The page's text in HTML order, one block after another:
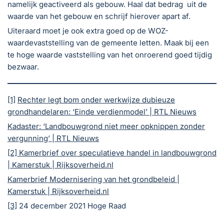
namelijk geactiveerd als gebouw. Haal dat bedrag uit de
waarde van het gebouw en schrijf hierover apart af.
Uiteraard moet je ook extra goed op de WOZ-
waardevaststelling van de gemeente letten. Maak bij een
te hoge waarde vaststelling van het onroerend goed tijdig
bezwaar.
[1] Rechter legt bom onder werkwijze dubieuze
grondhandelaren: ‘Einde verdienmodel’ | RTL Nieuws
Kadaster: ‘Landbouwgrond niet meer opknippen zonder
vergunning’ | RTL Nieuws
[2] Kamerbrief over speculatieve handel in landbouwgrond
| Kamerstuk | Rijksoverheid.nl
Kamerbrief Modernisering van het grondbeleid |
Kamerstuk | Rijksoverheid.nl
[3] 24 december 2021 Hoge Raad